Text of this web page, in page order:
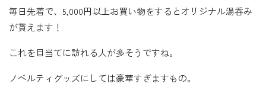
毎日先着で、5,000円以上お買い物をするとオリジナル湯呑み
が貰えます！
これを目当てに訪れる人が多そうですね。
ノベルティグッズにしては豪華すぎますもの。